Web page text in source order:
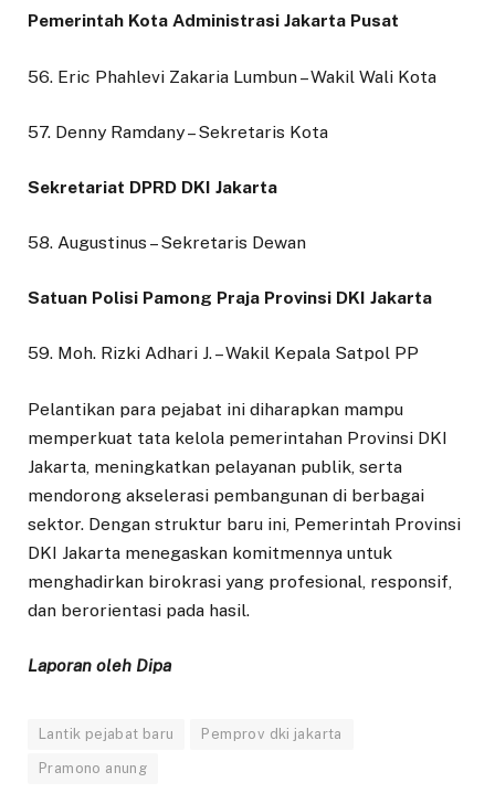
Pemerintah Kota Administrasi Jakarta Pusat
56. Eric Phahlevi Zakaria Lumbun – Wakil Wali Kota
57. Denny Ramdany – Sekretaris Kota
Sekretariat DPRD DKI Jakarta
58. Augustinus – Sekretaris Dewan
Satuan Polisi Pamong Praja Provinsi DKI Jakarta
59. Moh. Rizki Adhari J. – Wakil Kepala Satpol PP
Pelantikan para pejabat ini diharapkan mampu
memperkuat tata kelola pemerintahan Provinsi DKI
Jakarta, meningkatkan pelayanan publik, serta
mendorong akselerasi pembangunan di berbagai
sektor. Dengan struktur baru ini, Pemerintah Provinsi
DKI Jakarta menegaskan komitmennya untuk
menghadirkan birokrasi yang profesional, responsif,
dan berorientasi pada hasil.
Laporan oleh Dipa
Lantik pejabat baru Pemprov dki jakarta
Pramono anung